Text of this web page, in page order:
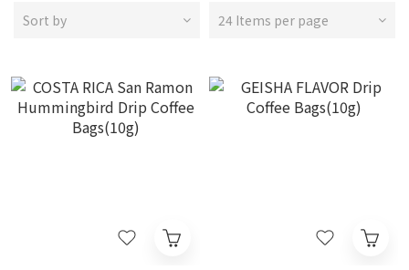
Sort by 24 Items per page